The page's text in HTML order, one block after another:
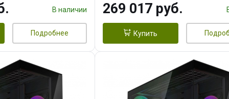
SSD)
В наличии
Подробнее
256bit 3xDP HD/ 512 ГБ
269 017 руб.
Купить